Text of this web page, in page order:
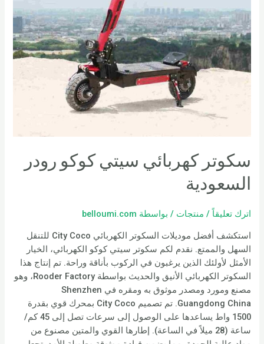
سكوتر كهربائي سيتي كوكو رودر
السعودية
اترك تعليقاً / منتجات / بواسطة belloumi.com
استكشف أفضل موديلات السكوتر الكهربائي City Coco للتنقل
السهل والممتع. نقدم لكم سكوتر سيتي كوكو الكهربائي، الخيار
الأمثل لأولئك الذين يرغبون في الركوب بأناقة وراحة. تم إنتاج هذا
السكوتر الكهربائي الأنيق والحديث بواسطة Rooder Factory، وهو
مصنع ومورد ومصدر موثوق به ومقره في Shenzhen
Guangdong China. تم تصميم City Coco بمحرك قوي بقدرة
1500 واط يساعدها على الوصول إلى سرعات تصل إلى 45 كم/
ساعة (28 ميلاً في الساعة). إطارها القوي والمتين مصنوع من